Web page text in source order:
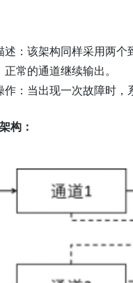
述：该架构同样采用两
正常的通道继续输出。
作：当出现一次故障时，
构：